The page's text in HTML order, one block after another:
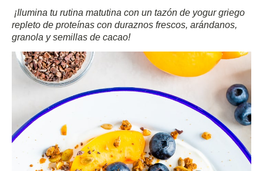
¡Ilumina tu rutina matutina con un tazón de yogur griego
repleto de proteínas con duraznos frescos, arándanos,
granola y semillas de cacao!